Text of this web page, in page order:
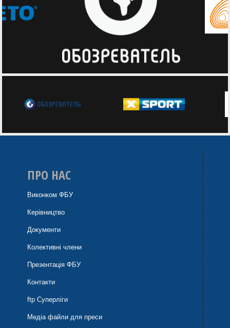
ПРО НАС
Виконком ФБУ
Керівництво
Документи
Колективні члени
Презентація ФБУ
Контакти
ftp Суперліги
Медіа файли для преси